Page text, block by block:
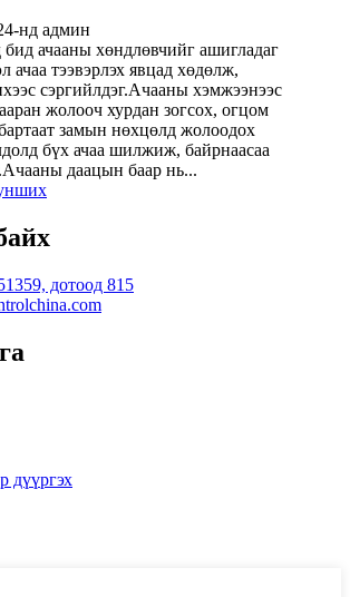
нд админ
бид ачааны хөндлөвчийг ашигладаг
ачаа тээвэрлэх явцад хөдөлж,
сэргийлдэг.Ачааны хэмжээнээс
жолооч хурдан зогсох, огцом
замын нөхцөлд жолоодох
бүх ачаа шилжиж, байрнаасаа
даацын баар нь...
дотоод 815